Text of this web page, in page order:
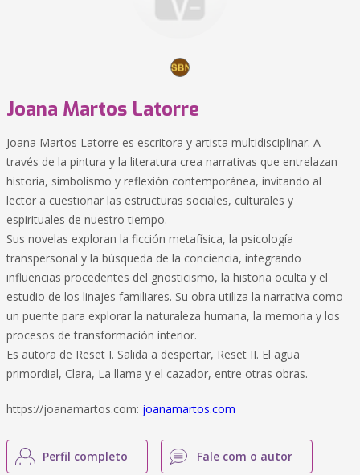
Joana Martos Latorre
Joana Martos Latorre es escritora y artista multidisciplinar. A
través de la pintura y la literatura crea narrativas que entrelazan
historia, simbolismo y reflexión contemporánea, invitando al
lector a cuestionar las estructuras sociales, culturales y
espirituales de nuestro tiempo.
Sus novelas exploran la ficción metafísica, la psicología
transpersonal y la búsqueda de la conciencia, integrando
influencias procedentes del gnosticismo, la historia oculta y el
estudio de los linajes familiares. Su obra utiliza la narrativa como
un puente para explorar la naturaleza humana, la memoria y los
procesos de transformación interior.
Es autora de Reset I. Salida a despertar, Reset II. El agua
primordial, Clara, La llama y el cazador, entre otras obras.
https://joanamartos.com: joanamartos.com
Perfil completo Fale com o autor